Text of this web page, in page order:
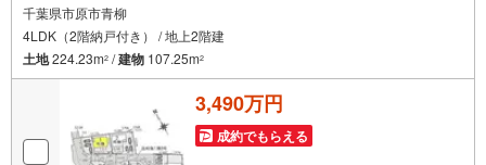
千葉県市原市青柳
4LDK（2階納戸付き） / 地上2階建
土地224.23m2 /建物 107.25m2
3,490万円
成約でもらえる